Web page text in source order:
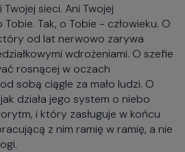
sieci. Ani Twojej
Tak, o Tobie - człowieku. O
od lat nerwowo zarywa
wdrożeniami. O szefie
rosnącej w oczach
sobą ciągle za mało ludzi. O
działa jego system o niebo
i który zasługuje w końcu
z nim ramię w ramię, a nie